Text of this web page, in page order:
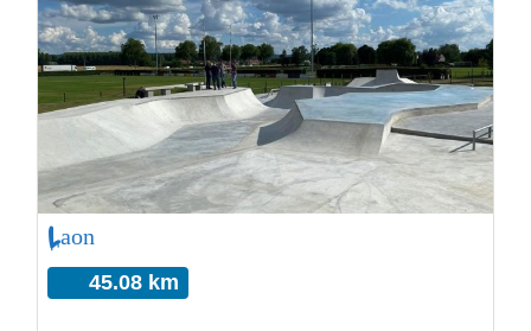
Laon
45.08 km